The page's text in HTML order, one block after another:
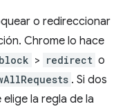
o redireccionar
Chrome lo hace
block > redirect o
. Si dos
la regla de la